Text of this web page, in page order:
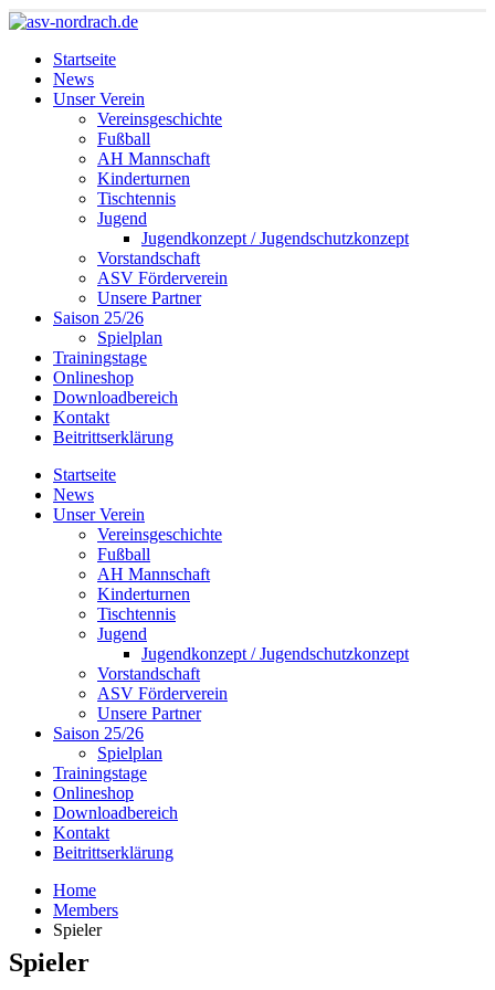
Startseite
News
Unser Verein
Vereinsgeschichte
Fußball
AH Mannschaft
Kinderturnen
Tischtennis
Jugend
Jugendkonzept / Jugendschutzkonzept
Vorstandschaft
ASV Förderverein
Unsere Partner
Saison 25/26
Spielplan
Trainingstage
Onlineshop
Downloadbereich
Kontakt
Beitrittserklärung
Startseite
News
Unser Verein
Vereinsgeschichte
Fußball
AH Mannschaft
Kinderturnen
Tischtennis
Jugend
Jugendkonzept / Jugendschutzkonzept
Vorstandschaft
ASV Förderverein
Unsere Partner
Saison 25/26
Spielplan
Trainingstage
Onlineshop
Downloadbereich
Kontakt
Beitrittserklärung
Home
Members
Spieler
Spieler